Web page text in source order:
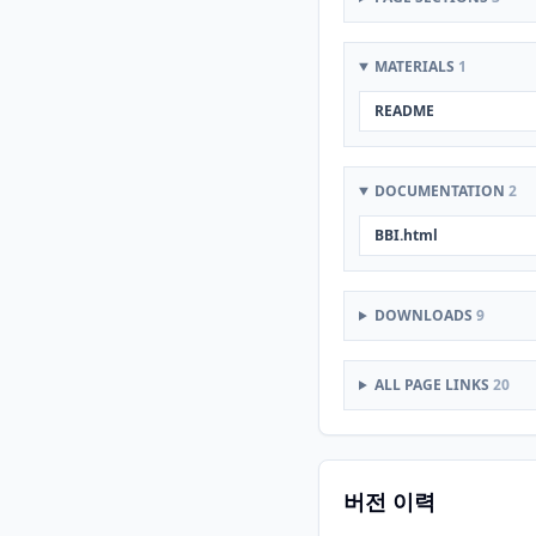
MATERIALS 1
README
DOCUMENTATION 2
BBI.html
DOWNLOADS 9
ALL PAGE LINKS 20
버전 이력